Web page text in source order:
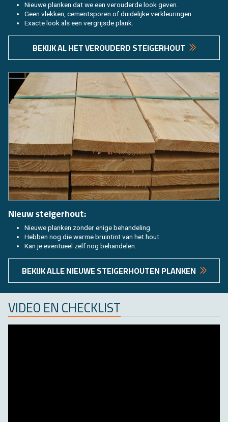
Nieu­we plan­ken dat we een ver­ou­der­de look geven.
Geen vlek­ken, ce­ment­spo­ren of dui­de­lij­ke ver­kleu­rin­gen.
Exac­te look als een ver­grijs­de plank.
BE­KIJK AL HET VER­OU­DERD STEI­GER­HOUT
Nieuw stei­ger­hout:
Nieu­we plan­ken zon­der enige be­han­de­ling.
Heb­ben nog die warme bruin­tint van het hout.
Kan je even­tu­eel zelf nog be­han­de­len.
BE­KIJK ALLE NIEU­WE STEI­GER­HOU­TEN PLAN­KEN
VIDEO EN CHECK­LIST